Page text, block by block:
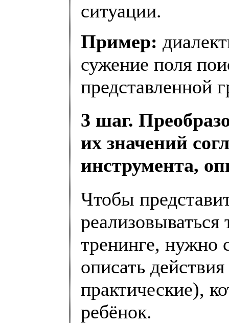
ситуации.
Пример:
сужение поля
представленной
3 шаг.
их значений
инструмента,
Чтобы
тренинге, нужно
описать
практические),
ребёнок.